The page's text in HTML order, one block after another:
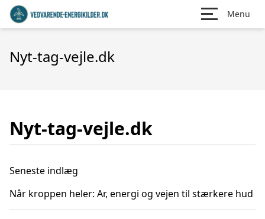
Menu
Nyt-tag-vejle.dk
Nyt-tag-vejle.dk
Seneste indlæg
Når kroppen heler: Ar, energi og vejen til stærkere hud